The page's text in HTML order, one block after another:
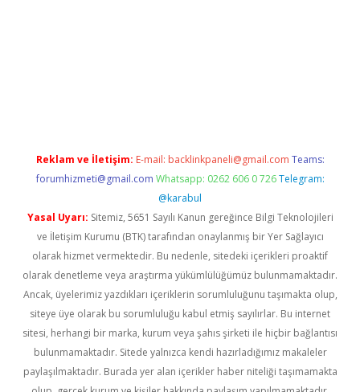
Reklam ve İletişim: E-mail: backlinkpaneli@gmail.com Teams:
forumhizmeti@gmail.com Whatsapp: 0262 606 0 726 Telegram:
@karabul
Yasal Uyarı: Sitemiz, 5651 Sayılı Kanun gereğince Bilgi Teknolojileri
ve İletişim Kurumu (BTK) tarafından onaylanmış bir Yer Sağlayıcı
olarak hizmet vermektedir. Bu nedenle, sitedeki içerikleri proaktif
olarak denetleme veya araştırma yükümlülüğümüz bulunmamaktadır.
Ancak, üyelerimiz yazdıkları içeriklerin sorumluluğunu taşımakta olup,
siteye üye olarak bu sorumluluğu kabul etmiş sayılırlar. Bu internet
sitesi, herhangi bir marka, kurum veya şahıs şirketi ile hiçbir bağlantısı
bulunmamaktadır. Sitede yalnızca kendi hazırladığımız makaleler
paylaşılmaktadır. Burada yer alan içerikler haber niteliği taşımamakta